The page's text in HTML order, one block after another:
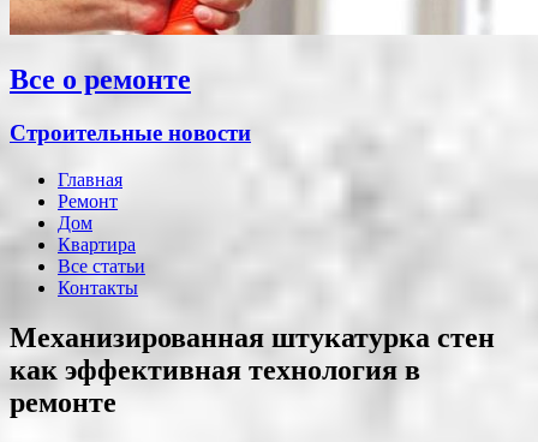
Все о ремонте
Строительные новости
Главная
Ремонт
Дом
Квартира
Все статьи
Контакты
Механизированная штукатурка стен
как эффективная технология в
ремонте